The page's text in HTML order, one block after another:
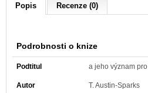
Popis Recenze (0)
Podrobnosti o knize
Podtitul a jeho význam
Autor T. Austin-Sparks